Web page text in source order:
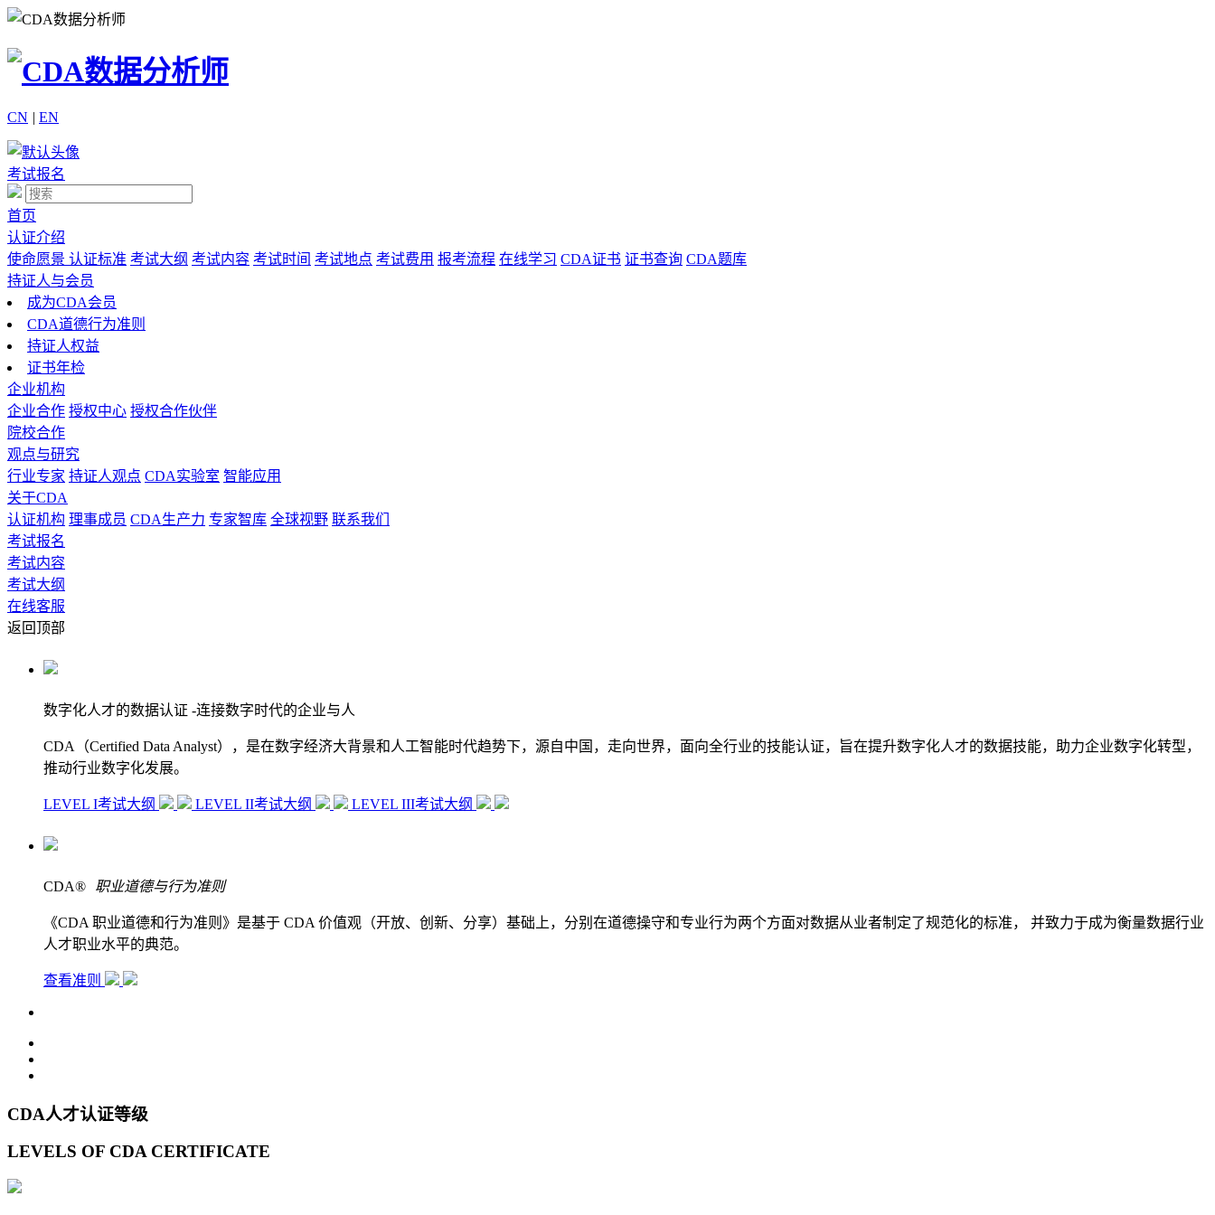
CN | EN
考试报名
首页
认证介绍
使命愿景 认证标准 考试大纲 考试内容 考试时间 考试地点 考试费用 报考流程 在线学习 CDA证书 证书查询 CDA题库
持证人与会员
成为CDA会员
CDA道德行为准则
持证人权益
证书年检
企业机构
企业合作 授权中心 授权合作伙伴
院校合作
观点与研究
行业专家 持证人观点 CDA实验室 智能应用
关于CDA
认证机构 理事成员 CDA生产力 专家智库 全球视野 联系我们
考试报名
考试内容
考试大纲
在线客服
返回顶部
数字化人才的数据认证 -连接数字时代的企业与人
CDA（Certified Data Analyst），是在数字经济大背景和人工智能时代趋势下，源自中国，走向世界，面向全行业的技能认证，旨在提升数字化人才的数据技能，助力企业数字化转型，
推动行业数字化发展。
LEVEL I考试大纲 LEVEL II考试大纲 LEVEL III考试大纲
CDA® 职业道德与行为准则
《CDA 职业道德和行为准则》是基于 CDA 价值观（开放、创新、分享）基础上，分别在道德操守和专业行为两个方面对数据从业者制定了规范化的标准， 并致力于成为衡量数据行业
人才职业水平的典范。
查看准则
CDA人才认证等级
LEVELS OF CDA CERTIFICATE